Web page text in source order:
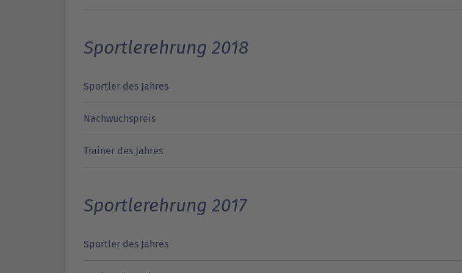
Sportlerehrung 2018
Sportler des Jahres
Nachwuchspreis
Trainer des Jahres
Sportlerehrung 2017
Sportler des Jahres